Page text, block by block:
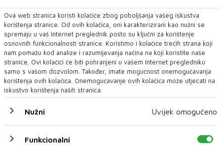
Ova web stranica koristi kolačiće zbog poboljšanja vašeg iskustva
korištenja stranice. Od ovih kolačića, oni karakterizirani kao nužni se
spremaju u vaš Internet preglednik pošto su ključni za korištenje
osnovnih funkcionalnosti stranice. Koristimo i kolačiće trećih strana koji
nam pomažu kod analize i razumijevanja načina na koji koristite naše
stranice. Ovi kolačići će biti pohranjeni u vašem Internet pregledniku
samo s vašom dozvolom. Također, imate mogućnost onemogućavanja
korištenja ovih kolačića. Onemogućavanje ovih kolačića može utjecati na
iskustvo korištenja naših stranica.
Nužni Uvijek omogućeno
Funkcionalni